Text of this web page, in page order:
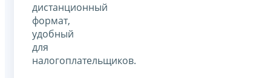
дистанционный
формат,
удобный
для
налогоплательщиков.